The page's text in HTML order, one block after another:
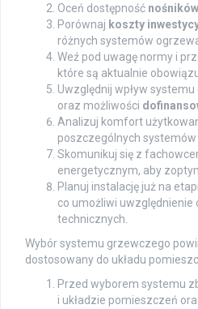
Oceń dostępność
Porównaj koszty
różnych systemów
Weź pod uwagę normy i
które są aktualnie
Uwzględnij wpływ
oraz możliwości
Analizuj komfort
poszczególnych
Skomunikuj się z
energetycznym, aby
Planuj instalację już na
co umożliwi
technicznych.
Wybór systemu grzewczego
dostosowany do układu
Przed wyborem systemu
i układzie pomieszczeń